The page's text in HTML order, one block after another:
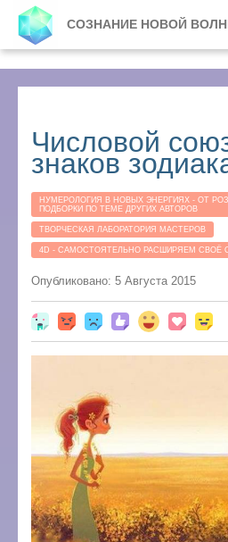
СОЗНАНИЕ НОВОЙ
Числовой
знаков
НУМЕРОЛОГИЯ В НОВЫХ ЭНЕРГИЯХ - ОТ
ПОДБОРКИ ПО ТЕМЕ ДРУГИХ АВТОРОВ
ТВОРЧЕСКАЯ ЛАБОРАТОРИЯ МАСТЕРОВ
4D - САМОСТОЯТЕЛЬНО РАСШИРЯЕМ СВОЁ
Опубликовано: 5 Августа 2015